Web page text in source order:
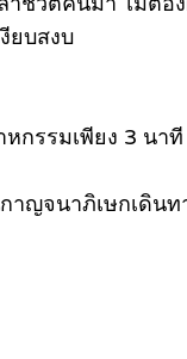
ยบสงบ
กรรมเพียง 3 นาที
จนาภิเษกเดินท